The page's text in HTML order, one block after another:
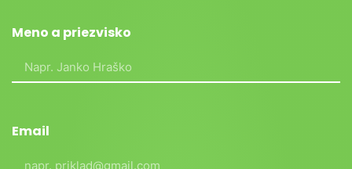
Meno a priezvisko
Email